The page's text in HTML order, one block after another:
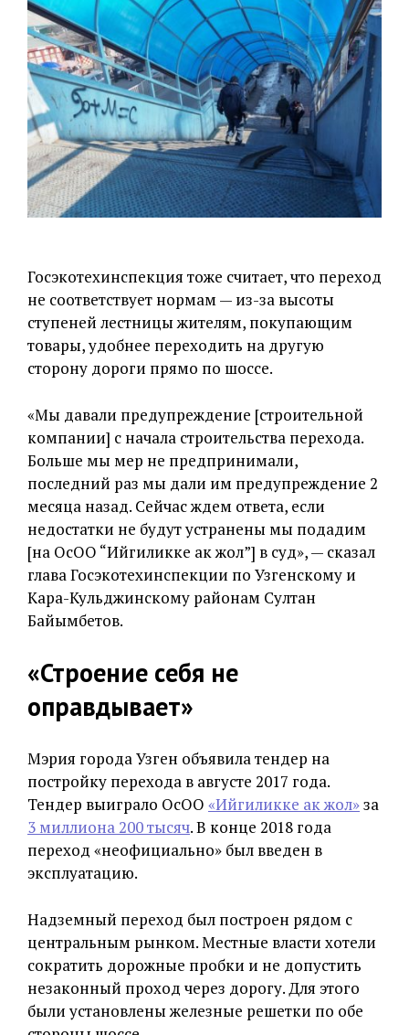
Госэкотехинспекция тоже считает, что переход
не соответствует нормам — из-за высоты
ступеней лестницы жителям, покупающим
товары, удобнее переходить на другую
сторону дороги прямо по шоссе.
«Мы давали предупреждение [строительной
компании] с начала строительства перехода.
Больше мы мер не предпринимали,
последний раз мы дали им предупреждение 2
месяца назад. Сейчас ждем ответа, если
недостатки не будут устранены мы подадим
[на ОсОО “Ийгиликке ак жол”] в суд», — сказал
глава Госэкотехинспекции по Узгенскому и
Кара-Кульджинскому районам Султан
Байымбетов.
«Строение себя не
оправдывает»
Мэрия города Узген объявила тендер на
постройку перехода в августе 2017 года.
Тендер выиграло ОсОО «Ийгиликке ак жол»за
3 миллиона 200 тысяч. В конце 2018 года
переход «неофициально» был введен в
эксплуатацию.
Надземный переход был построен рядом с
центральным рынком. Местные власти хотели
сократить дорожные пробки и не допустить
незаконный проход через дорогу. Для этого
были установлены железные решетки по обе